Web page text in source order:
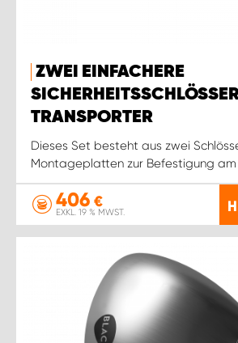
ZWEI EINFACHERE
TRANSPORTER
Dieses Set besteht aus zwei
Montageplatten zur Befestigung am
406 €
EXKL. 19 % MWST.